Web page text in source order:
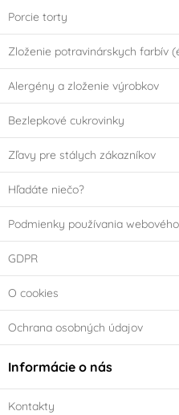
Porcie torty
Zloženie potravinárskych farbív
Alergény a zloženie výrobkov
Bezlepkové cukrovinky
Zľavy pre stálych zákazníkov
Hľadáte niečo?
Podmienky používania
GDPR
O cookies
Ochrana osobných údajov
Informácie o nás
Kontakty